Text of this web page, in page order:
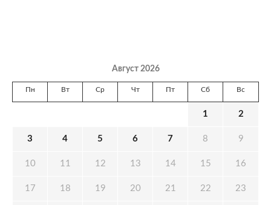
Август 2026
Пн Вт Ср Чт Пт Сб Вс
1 2
3 4 5 6 7 8 9
10 11 12 13 14 15 16
17 18 19 20 21 22 23